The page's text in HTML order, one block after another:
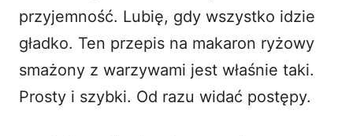
przyjemność. Lubię, gdy wszystko idzie
gładko. Ten przepis na makaron ryżowy
smażony z warzywami jest właśnie taki.
Prosty i szybki. Od razu widać postępy.